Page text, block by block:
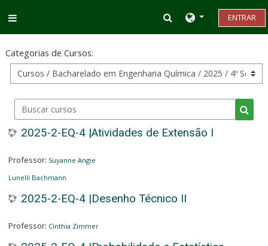
Alternar entrada
ENTRAR
Categorias de Cursos:
Buscar cursos
2025-2-EQ-4 |Atividades de Extensão I
Professor: Suyanne Angie
Lunelli Bachmann
2025-2-EQ-4 |Desenho Técnico II
Professor: Cínthia Zimmer